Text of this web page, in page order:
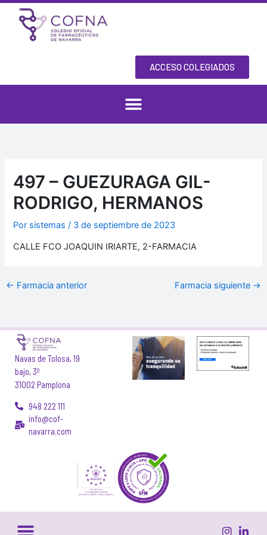
Ir
contenido
ACCESO COLEGIADOS
497 – GUEZURAGA GIL-
RODRIGO, HERMANOS
Por sistemas/ 3 de septiembre de 2023
CALLE FCO JOAQUIN IRIARTE, 2-FARMACIA
← Farmacia anterior Farmacia siguiente →
Navas de Tolosa, 19
bajo, 3º
31002 Pamplona
948 222 111
info@cof-
navarra.com